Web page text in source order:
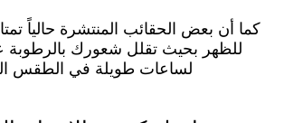
كما أن بعض الحقائب المنتشرة حالياً
للظهر بحيث تقلل شعورك بالرطوبة
لساعات طويلة في الطقس